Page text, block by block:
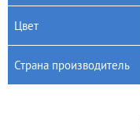
Цвет
Страна производитель